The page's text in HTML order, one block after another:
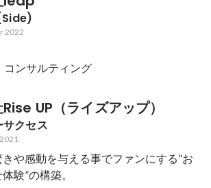
2022
コンサルティング
UP（ライズアップ）
クセス
や感動を与える事でファンにする”お
験”の構築。